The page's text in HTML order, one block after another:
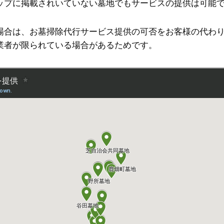
に掲載されいていない墓地でもサービスの提供は可能
は、お墓掃除代行サービス提供の可否をお客様の代わ
が限られている場合があるためです。